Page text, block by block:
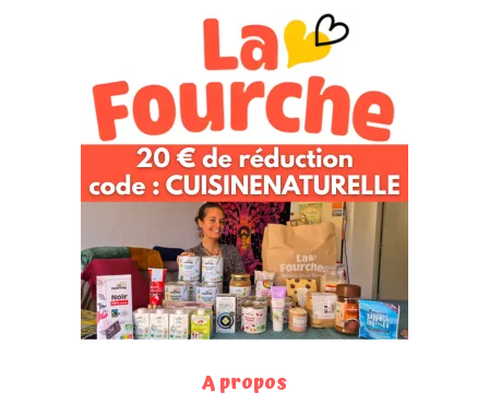
A propos